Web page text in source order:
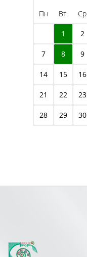
Пн
Вт Ср
1 2
7 8 9
14 15 16
21 22 23
28 29 30